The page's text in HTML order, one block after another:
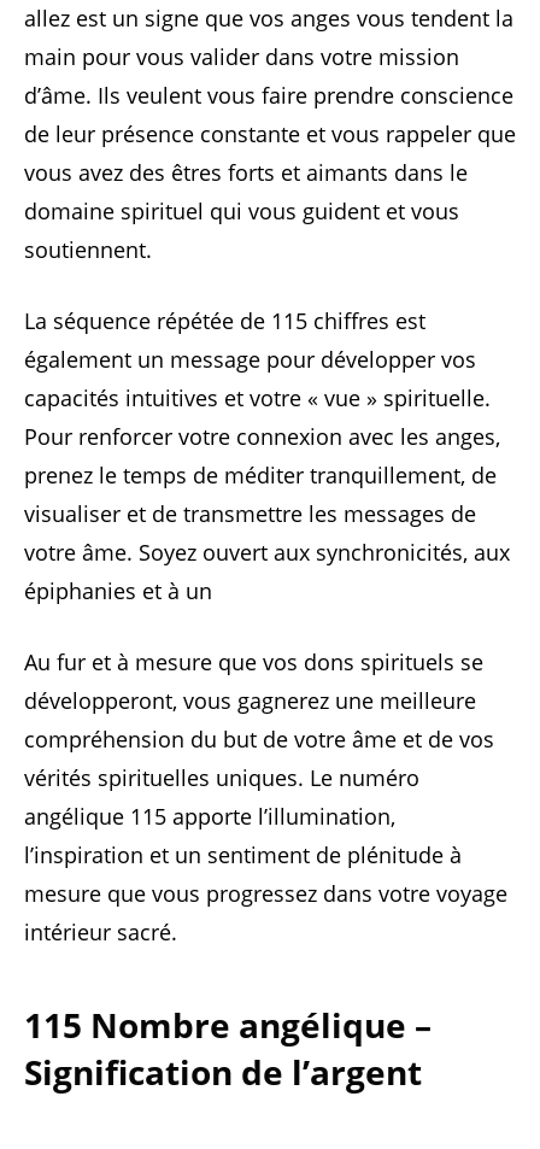
allez est un signe que vos anges vous tendent la
main pour vous valider dans votre mission
d’âme. Ils veulent vous faire prendre conscience
de leur présence constante et vous rappeler que
vous avez des êtres forts et aimants dans le
domaine spirituel qui vous guident et vous
soutiennent.
La séquence répétée de 115 chiffres est
également un message pour développer vos
capacités intuitives et votre « vue » spirituelle.
Pour renforcer votre connexion avec les anges,
prenez le temps de méditer tranquillement, de
visualiser et de transmettre les messages de
votre âme. Soyez ouvert aux synchronicités, aux
épiphanies et à un
Au fur et à mesure que vos dons spirituels se
développeront, vous gagnerez une meilleure
compréhension du but de votre âme et de vos
vérités spirituelles uniques. Le numéro
angélique 115 apporte l’illumination,
l’inspiration et un sentiment de plénitude à
mesure que vous progressez dans votre voyage
intérieur sacré.
115 Nombre angélique –
Signification de l’argent